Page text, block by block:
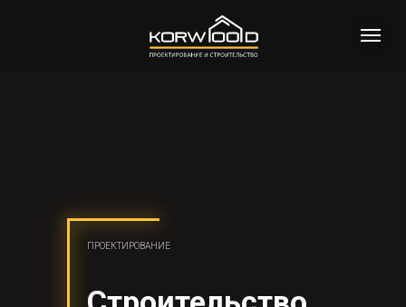
ПРОЕКТИРОВАНИЕ